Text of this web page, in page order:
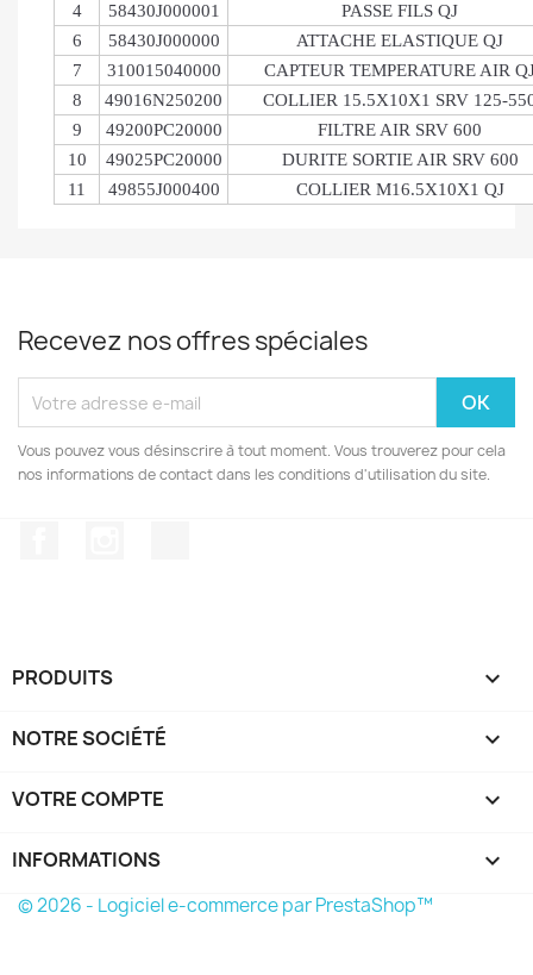
4
58430J000001
PASSE FILS QJ
6
58430J000000
ATTACHE ELASTIQUE QJ
7
310015040000
CAPTEUR TEMPERATURE AIR
8
49016N250200
COLLIER 15.5X10X1 SRV 125-
9
49200PC20000
FILTRE AIR SRV 600
10
49025PC20000
DURITE SORTIE AIR SRV 600
11
49855J000400 COLLIER M16.5X10X1 QJ
Recevez nos offres spéciales
Vous pouvez vous désinscrire à tout moment. Vous trouverez pour cela
nos informations de contact dans les conditions d'utilisation du site.
PRODUITS 
NOTRE SOCIÉTÉ 
VOTRE COMPTE 
INFORMATIONS keyboard_arrow_down
© 2026 - Logiciel e-commerce par PrestaShop™